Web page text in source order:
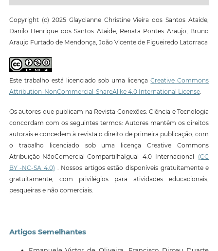
Copyright (c) 2025 Glaycianne Christine Vieira dos Santos Ataide,
Danilo Henrique dos Santos Ataide, Renata Pontes Araujo, Bruno
Araujo Furtado de Mendonça, João Vicente de Figueiredo Latorraca
Este trabalho está licenciado sob uma licençaCreative Commons
Attribution-NonCommercial-ShareAlike 4.0 International License.
Os autores que publicam na Revista Conexões: Ciência e Tecnologia
concordam com os seguintes termos: Autores mantêm os direitos
autorais e concedem à revista o direito de primeira publicação, com
o trabalho licenciado sob uma licença Creative Commons
Atribuição-NãoComercial-CompartilhaIgual 4.0 Internacional (CC
BY -NC-SA 4.0) . Nossos artigos estão disponíveis gratuitamente e
gratuitamente, com privilégios para atividades educacionais,
pesqueiras e não comerciais.
Artigos Semelhantes